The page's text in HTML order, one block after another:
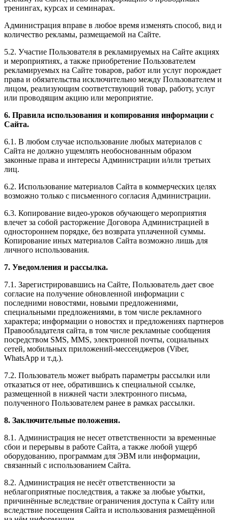
тренингах, курсах и семинарах.
Администрация вправе в любое время изменять способ, вид и
количество рекламы, размещаемой на Сайте.
5.2. Участие Пользователя в рекламируемых на Сайте акциях
и мероприятиях, а также приобретение Пользователем
рекламируемых на Сайте товаров, работ или услуг порождает
права и обязательства исключительно между Пользователем и
лицом, реализующим соответствующий товар, работу, услуг
или проводящим акцию или мероприятие.
6. Правила использования и копирования информации с
Сайта.
6.1. В любом случае использование любых материалов с
Сайта не должно ущемлять необоснованным образом
законные права и интересы Администрации и/или третьих
лиц.
6.2. Использование материалов Сайта в коммерческих целях
возможно только с письменного согласия Администрации.
6.3. Копирование видео-уроков обучающего мероприятия
влечет за собой расторжение Договора Администрацией в
одностороннем порядке, без возврата уплаченной суммы.
Копирование иных материалов Сайта возможно лишь для
личного использования.
7. Уведомления и рассылка.
7.1. Зарегистрировавшись на Сайте, Пользователь дает свое
согласие на получение обновленной информации с
последними новостями, новыми предложениями,
специальными предложениями, в том числе рекламного
характера; информации о новостях и предложениях партнеров
Правообладателя сайта, в том числе рекламные сообщения
посредством SMS, MMS, электронной почты, социальных
сетей, мобильных приложений-мессенджеров (Viber,
WhatsApp и т.д.).
7.2. Пользователь может выбрать параметры рассылки или
отказаться от нее, обратившись к специальной ссылке,
размещенной в нижней части электронного письма,
полученного Пользователем ранее в рамках рассылки.
8. Заключительные положения.
8.1. Администрация не несет ответственности за временные
сбои и перерывы в работе Сайта, а также любой ущерб
оборудованию, программам для ЭВМ или информации,
связанный с использованием Сайта.
8.2. Администрация не несёт ответственности за
неблагоприятные последствия, а также за любые убытки,
причинённые вследствие ограничения доступа к Сайту или
вследствие посещения Сайта и использования размещённой